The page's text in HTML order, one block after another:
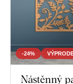
-24%
Nástěnný